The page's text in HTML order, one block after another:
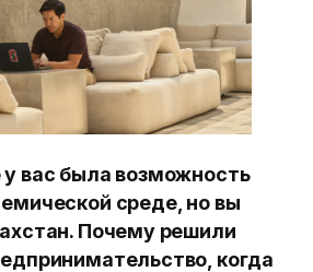
вас была возможность
среде, но вы
Почему решили
когда